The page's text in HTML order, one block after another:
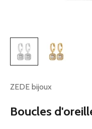
ZEDE bijoux
Boucles